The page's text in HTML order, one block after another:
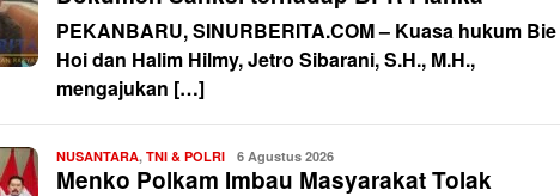
PEKANBARU, SINURBERITA.COM – Kuasa hukum Bie
Hoi dan Halim Hilmy, Jetro Sibarani, S.H., M.H.,
mengajukan […]
NUSANTARA, TNI & POLRI Redaksi
6 Agustus 2026
Menko Polkam Imbau Masyarakat Tolak